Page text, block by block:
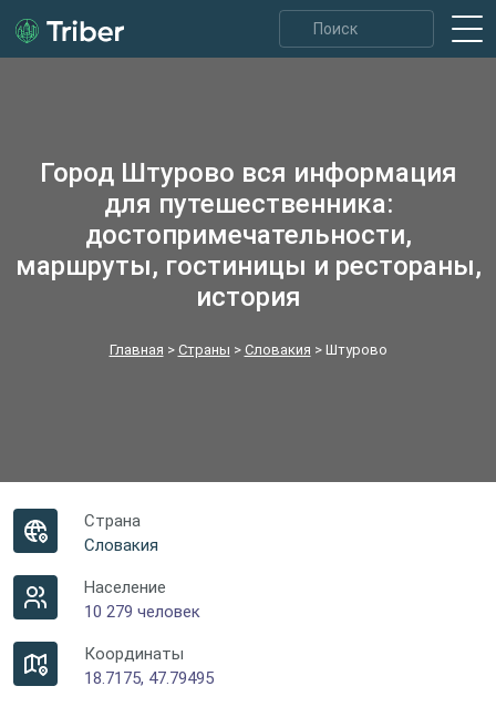
Город Штурово вся информация
для путешественника:
достопримечательности,
маршруты, гостиницы и рестораны,
история
Главная > Страны > Словакия > Штурово
Страна
Словакия
Население
10 279 человек
Координаты
18.7175, 47.79495